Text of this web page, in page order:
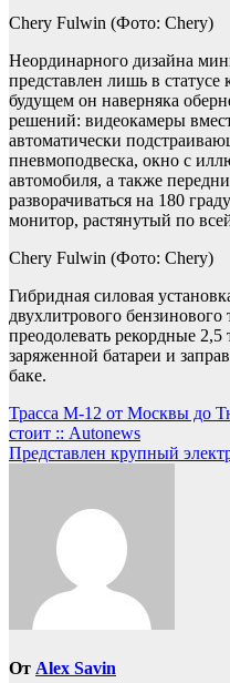
Chery Fulwin (Фото: Chery)
Неординарного дизайна
представлен лишь в
будущем он наверняка
решений: видеокамеры
автоматически
пневмоподвеска, окно с
автомобиля, а также
разворачиваться на 180
монитор, растянутый по
Chery Fulwin (Фото: Chery)
Гибридная силовая
двухлитрового бензинового
преодолевать рекордные
заряженной батареи и
баке.
Навигация
по
Трасса М-12 от Москвы до
стоит :: Autonews
Представлен крупный
От Alex Savin